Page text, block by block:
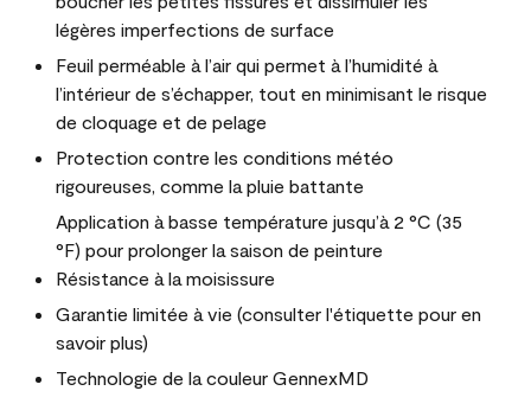
légères imperfections de surface
Feuil perméable à l’air qui permet à l’humidité à
l’intérieur de s’échapper, tout en minimisant le risque
de cloquage et de pelage
Protection contre les conditions météo
rigoureuses, comme la pluie battante
Application à basse température jusqu’à 2 °C (35
°F) pour prolonger la saison de peinture
Résistance à la moisissure
Garantie limitée à vie (consulter l'étiquette pour en
savoir plus)
Technologie de la couleur GennexMD